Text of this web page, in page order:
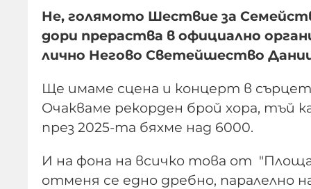
Не, голямото Шествие за
дори прераства в официално
лично Негово Светейшество
Ще имаме сцена и концерт в
Очакваме рекорден брой хора, тъй
през 2025-та бяхме над 6000.
И на фона на всичко това от
отменя се едно дребно,